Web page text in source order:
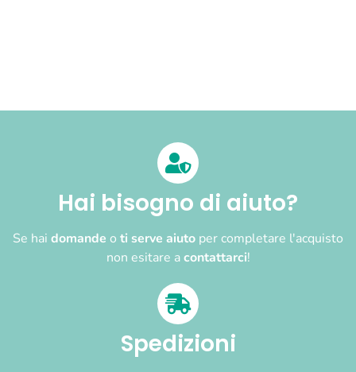
Hai bisogno di aiuto?
Se hai domande o ti serve aiuto per completare l'acquisto
non esitare acontattarci!
Spedizioni